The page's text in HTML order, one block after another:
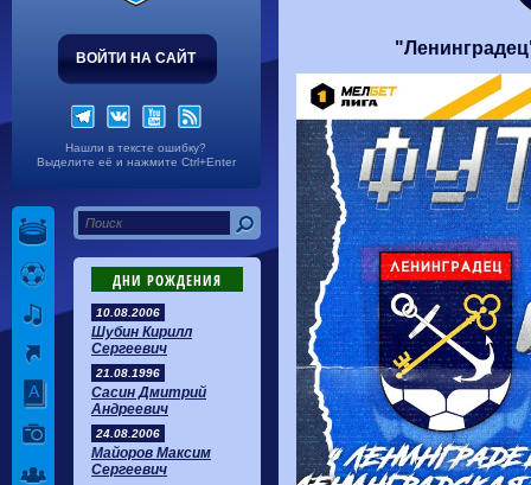
ВОЙТИ НА САЙТ
Нашли в тексте ошибку?
Выделите её и нажмите Ctrl+Enter
ДНИ РОЖДЕНИЯ
10.08.2006
Шубин Кирилл
Сергеевич
21.08.1996
Сасин Дмитрий
Андреевич
24.08.2006
Майоров Максим
Сергеевич